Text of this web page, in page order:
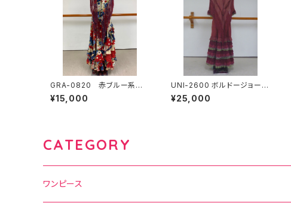
GRA-0820 赤ブルー系花
柄×水玉コンビツーピース
¥15,000
UNI-2600 ボルドージョーゼ
ットワンピース
¥25,000
CATEGORY
ワンピース